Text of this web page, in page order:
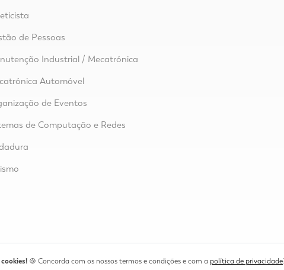
de Pessoas
Industrial / Mecatrónica
Automóvel
de Eventos
de Computação e Redes
Rua do Matadouro, n.º 22, 3080-014 Figueira da Foz
🍪 Concorda com os nossos termos e condições e com a política de privacidade